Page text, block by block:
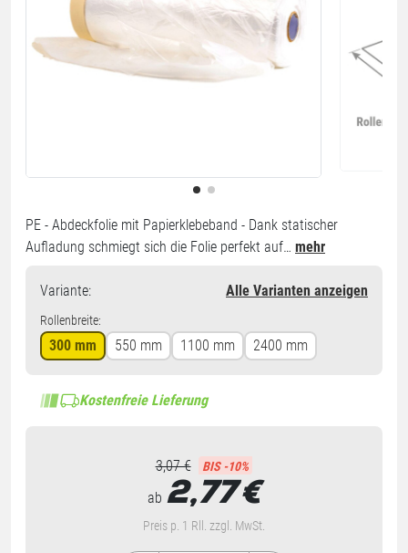
PE - Abdeckfolie mit Papierklebeband - Dank statischer
Aufladung schmiegt sich die Folie perfekt auf… mehr
Variante: Alle Varianten anzeigen
Rollenbreite:
300 mm 550 mm 1100 mm 2400 mm
Kostenfreie Lieferung
3,07 € BIS -10%
ab 2,77€
Preis p. 1 Rll. zzgl. MwSt.